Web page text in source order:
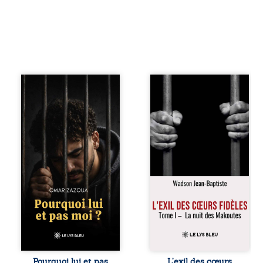
Pourquoi lui et pas
moi ? raconte le
parcours de
l’auteur marqué
par les mauvais
choix, la chute et
l’épreuve de
l’enfermement.
Mais il dévoile
également les
espoirs qui lui ont
permis de ne pas
renoncer. Au-delà
d’une histoire
témoignage
la responsabilité,
« Une nuit suffit
parfois pour briser
une famille… mais
certaines fidélités
traversent les
années. » Haïti,
sous la dictature
des Duvalier. La
peur s’étend
jusque dans les
villages les plus
reculés. À Bainet,
Jean-Joël Joli
mène une
avec sa famille.
respecté, il refuse